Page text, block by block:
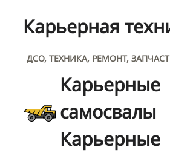
Карьерная
ДСО, ТЕХНИКА, РЕМОНТ,
Карьерные
самосвалы
Карьерные